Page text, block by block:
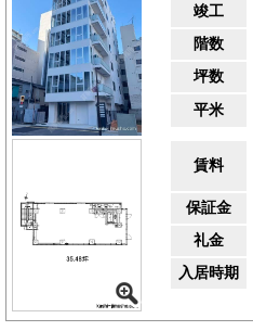
竣工
階数
坪数
平米
賃料
保証金
礼金
入居時期